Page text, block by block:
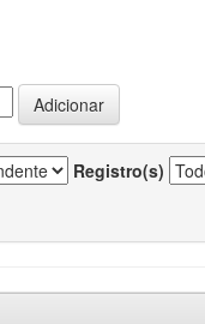
Registro(s)